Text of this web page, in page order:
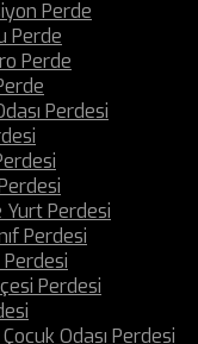
Perde
Perde
Perde
Perdesi
Perdesi
Perdesi
Perdesi
Odası Perdesi